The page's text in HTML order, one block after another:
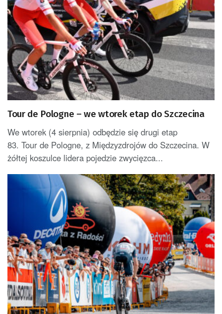
Tour de Pologne – we wtorek etap do Szczecina
We wtorek (4 sierpnia) odbędzie się drugi etap
83. Tour de Pologne, z Międzyzdrojów do Szczecina. W
żółtej koszulce lidera pojedzie zwycięzca...